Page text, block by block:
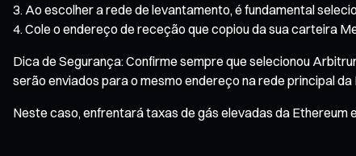
Ao escolher a rede de levantamento, é fundamental
Cole o endereço de receção que copiou da sua carteira
Dica de Segurança: Confirme sempre que selecionou
serão enviados para o mesmo endereço na rede principal da
Neste caso, enfrentará taxas de gás elevadas da